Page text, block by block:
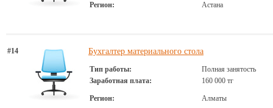
Регион: Астана
#14 Бухгалтер материального стола
Тип работы:
Полная занятость
Заработная плата:
160 000 тг
Регион: Алматы